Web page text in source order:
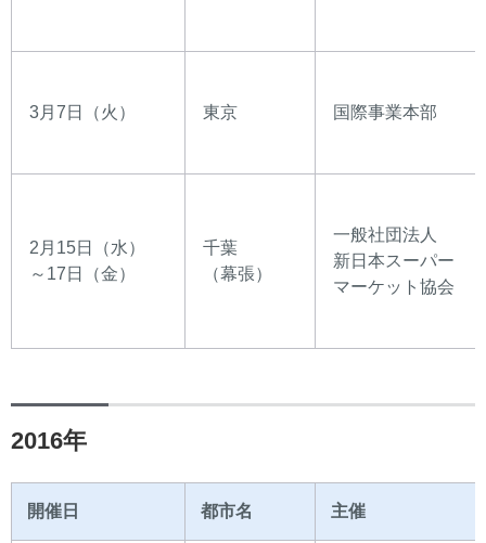
3月7日（火） 東京 国際事業本部
2月15日（水）
～17日（金）
千葉
（幕張）
一般社団法人
新日本スーパー
マーケット協会
2016年
開催日 都市名 主催